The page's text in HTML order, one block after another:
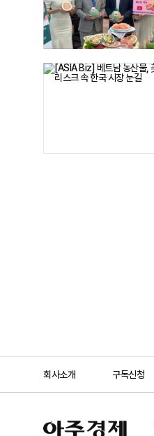
회사소개 구독신청
아